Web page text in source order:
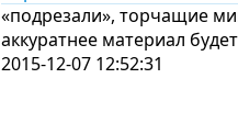
«подрезали», торчащие
аккуратнее материал
2015-12-07 12:52:31